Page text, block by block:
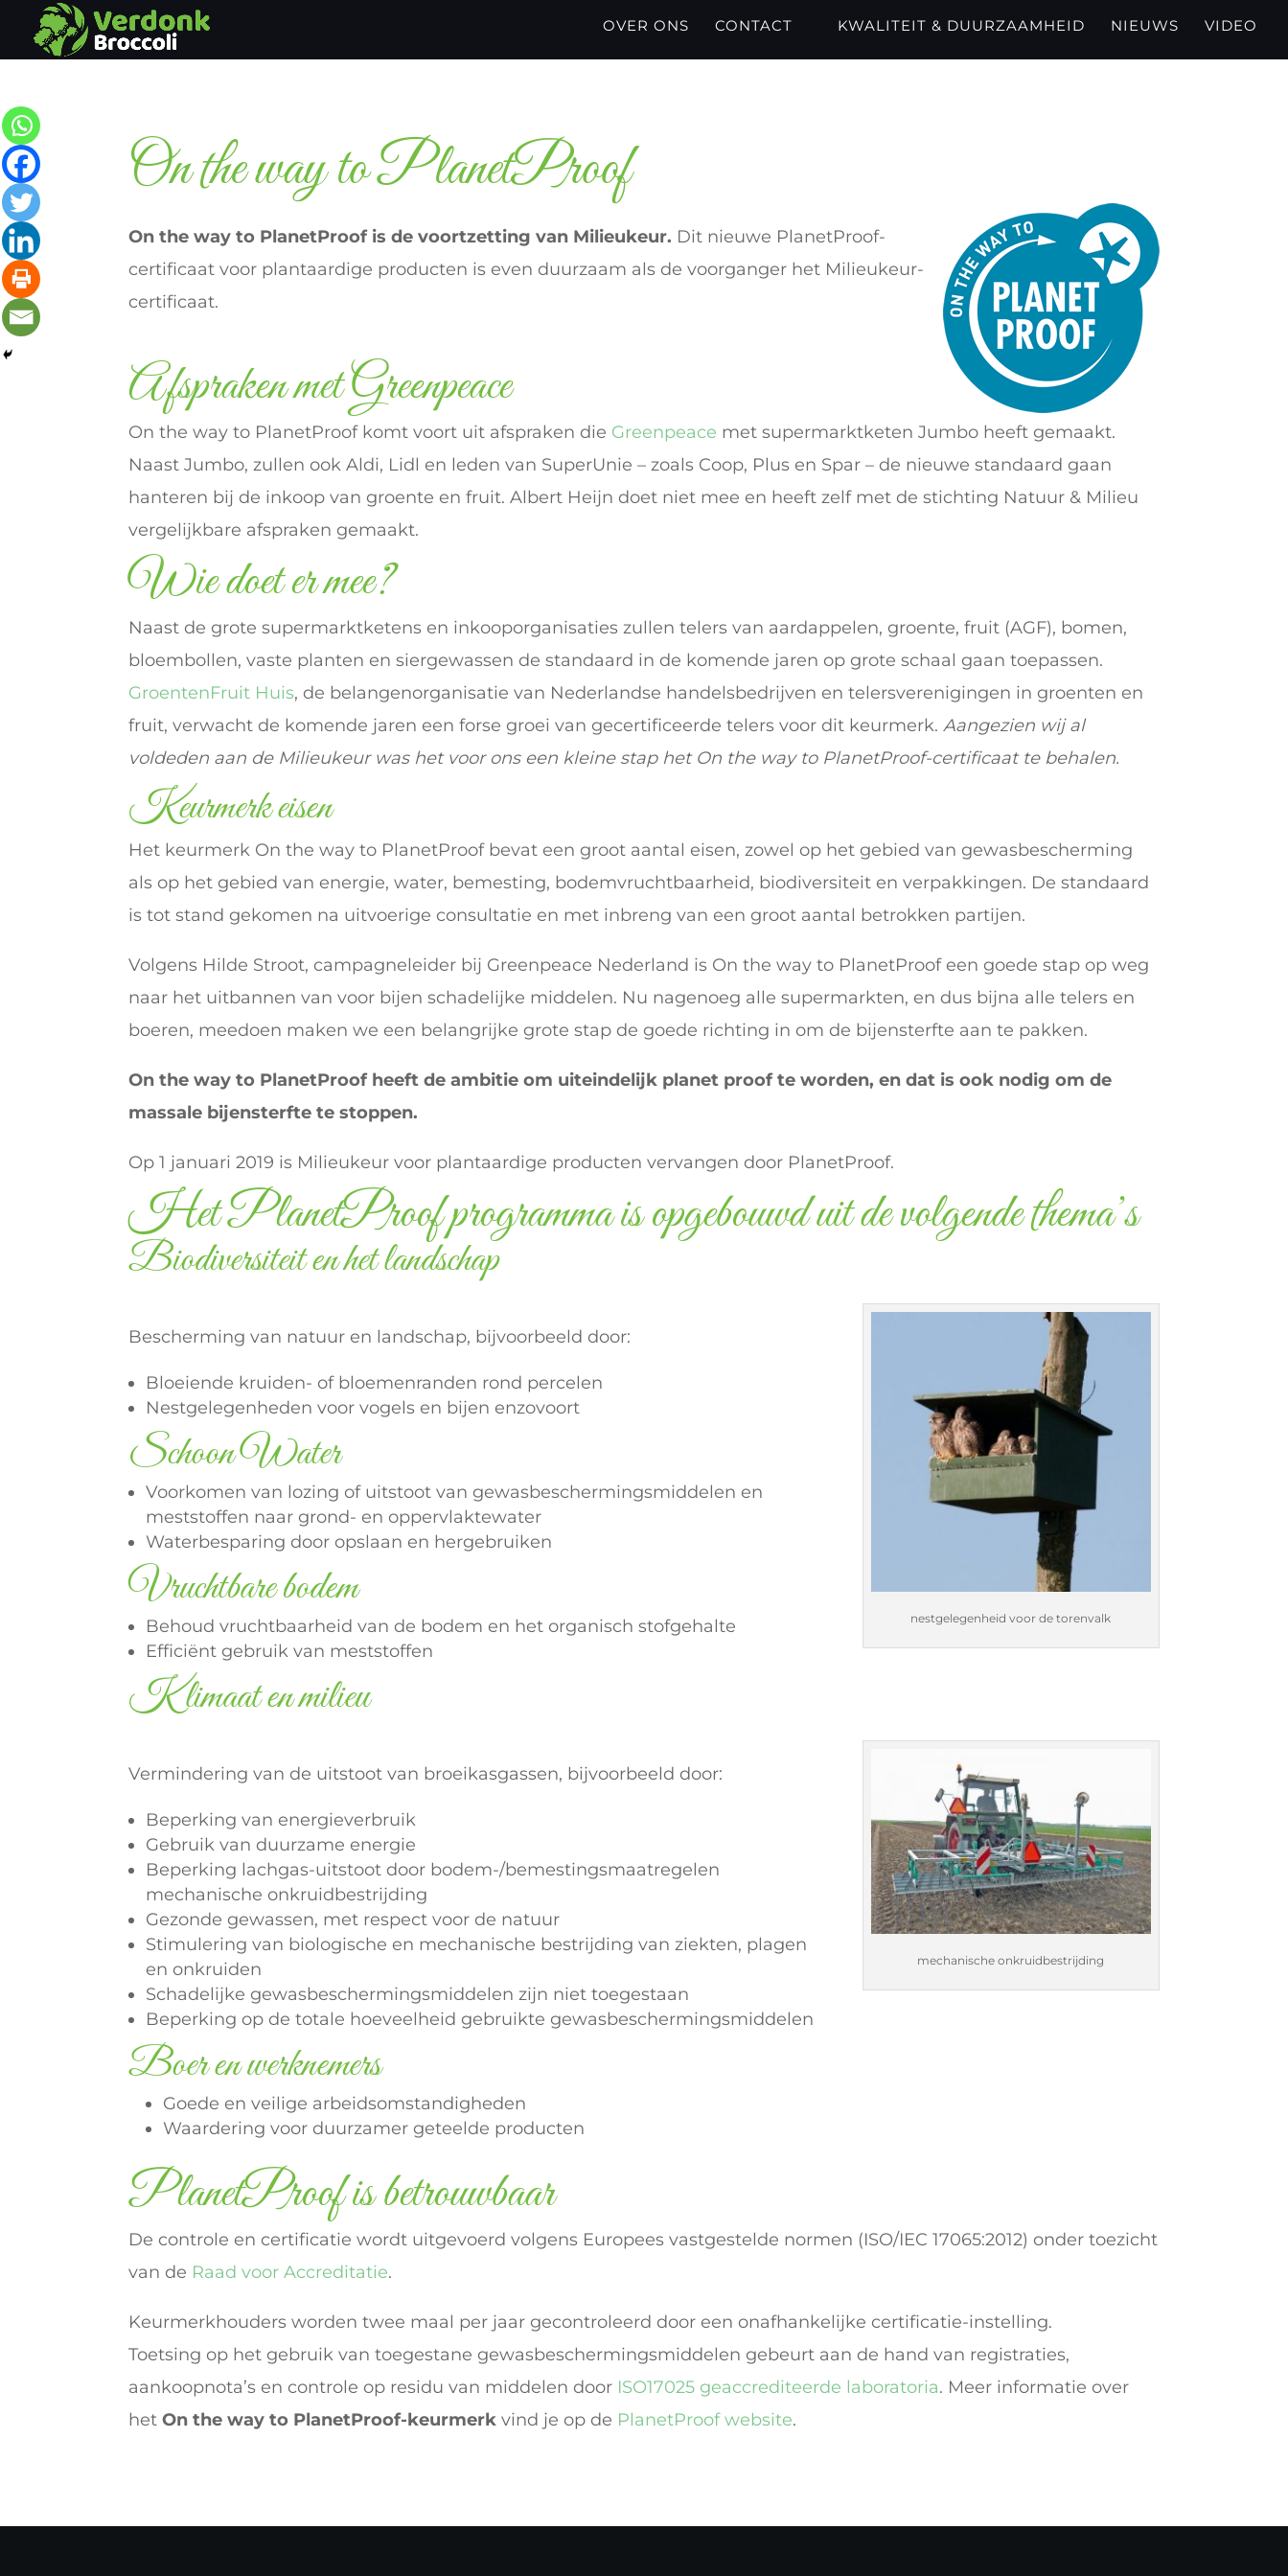
OVER ONS CONTACT KWALITEIT & DUURZAAMHEID NIEUWS VIDEO
On the way to PlanetProof
On the way to PlanetProof is de voortzetting van Milieukeur. Dit nieuwe PlanetProof-
certificaat voor plantaardige producten is even duurzaam als de voorganger het Milieukeur-
certificaat.
Afspraken met Greenpeace
On the way to PlanetProof komt voort uit afspraken die Greenpeace met supermarktketen Jumbo heeft gemaakt.
Naast Jumbo, zullen ook Aldi, Lidl en leden van SuperUnie – zoals Coop, Plus en Spar – de nieuwe standaard gaan
hanteren bij de inkoop van groente en fruit. Albert Heijn doet niet mee en heeft zelf met de stichting Natuur & Milieu
vergelijkbare afspraken gemaakt.
Wie doet er mee?
Naast de grote supermarktketens en inkooporganisaties zullen telers van aardappelen, groente, fruit (AGF), bomen,
bloembollen, vaste planten en siergewassen de standaard in de komende jaren op grote schaal gaan toepassen.
GroentenFruit Huis, de belangenorganisatie van Nederlandse handelsbedrijven en telersverenigingen in groenten en
fruit, verwacht de komende jaren een forse groei van gecertificeerde telers voor dit keurmerk.Aangezien wij al
voldeden aan de Milieukeur was het voor ons een kleine stap het On the way to PlanetProof-certificaat te behalen.
Keurmerk eisen
Het keurmerk On the way to PlanetProof bevat een groot aantal eisen, zowel op het gebied van gewasbescherming
als op het gebied van energie, water, bemesting, bodemvruchtbaarheid, biodiversiteit en verpakkingen. De standaard
is tot stand gekomen na uitvoerige consultatie en met inbreng van een groot aantal betrokken partijen.
Volgens Hilde Stroot, campagneleider bij Greenpeace Nederland is On the way to PlanetProof een goede stap op weg
naar het uitbannen van voor bijen schadelijke middelen. Nu nagenoeg alle supermarkten, en dus bijna alle telers en
boeren, meedoen maken we een belangrijke grote stap de goede richting in om de bijensterfte aan te pakken.
On the way to PlanetProof heeft de ambitie om uiteindelijk planet proof te worden, en dat is ook nodig om de
massale bijensterfte te stoppen.
Op 1 januari 2019 is Milieukeur voor plantaardige producten vervangen door PlanetProof.
Het PlanetProof programma is opgebouwd uit de volgende thema’s
Biodiversiteit en het landschap
nestgelegenheid voor de torenvalk
Bescherming van natuur en landschap, bijvoorbeeld door:
Bloeiende kruiden- of bloemenranden rond percelen
Nestgelegenheden voor vogels en bijen enzovoort
Schoon Water
Voorkomen van lozing of uitstoot van gewasbeschermingsmiddelen en
meststoffen naar grond- en oppervlaktewater
Waterbesparing door opslaan en hergebruiken
Vruchtbare bodem
Behoud vruchtbaarheid van de bodem en het organisch stofgehalte
Efficiënt gebruik van meststoffen
Klimaat en milieu
mechanische onkruidbestrijding
Vermindering van de uitstoot van broeikasgassen, bijvoorbeeld door:
Beperking van energieverbruik
Gebruik van duurzame energie
Beperking lachgas-uitstoot door bodem-/bemestingsmaatregelen
mechanische onkruidbestrijding
Gezonde gewassen, met respect voor de natuur
Stimulering van biologische en mechanische bestrijding van ziekten, plagen
en onkruiden
Schadelijke gewasbeschermingsmiddelen zijn niet toegestaan
Beperking op de totale hoeveelheid gebruikte gewasbeschermingsmiddelen
Boer en werknemers
Goede en veilige arbeidsomstandigheden
Waardering voor duurzamer geteelde producten
PlanetProof is betrouwbaar
De controle en certificatie wordt uitgevoerd volgens Europees vastgestelde normen (ISO/IEC 17065:2012) onder toezicht
van de Raad voor Accreditatie.
Keurmerkhouders worden twee maal per jaar gecontroleerd door een onafhankelijke certificatie-instelling.
Toetsing op het gebruik van toegestane gewasbeschermingsmiddelen gebeurt aan de hand van registraties,
aankoopnota’s en controle op residu van middelen door ISO17025 geaccrediteerde laboratoria. Meer informatie over
hetOn the way to PlanetProof-keurmerk vind je op de PlanetProof website.